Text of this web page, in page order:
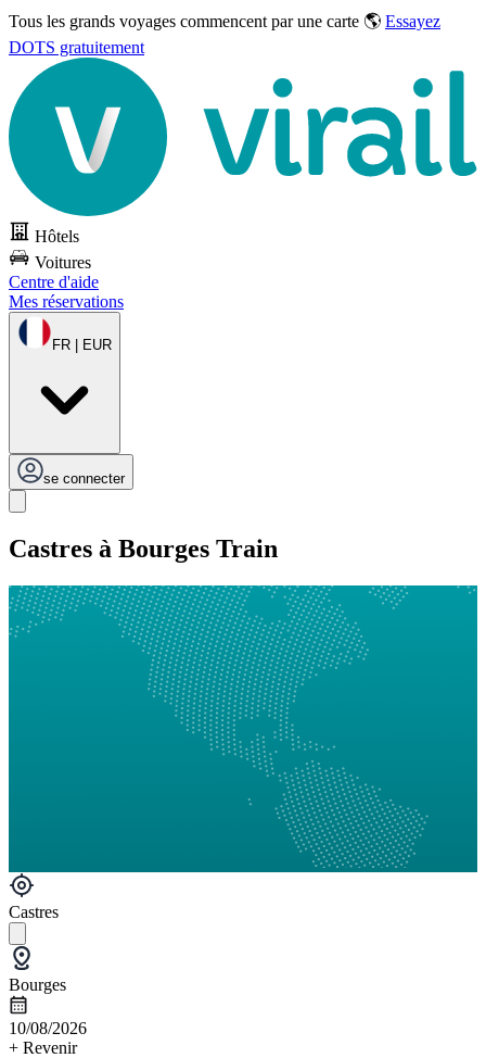
Tous les grands voyages commencent par une carte 🌎 Essayez
DOTS gratuitement
Hôtels
Voitures
Centre d'aide
Mes réservations
FR | EUR
se connecter
Castres à Bourges Train
Castres
Bourges
10/08/2026
+ Revenir